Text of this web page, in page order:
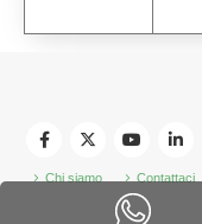
Chi siamo Contattaci